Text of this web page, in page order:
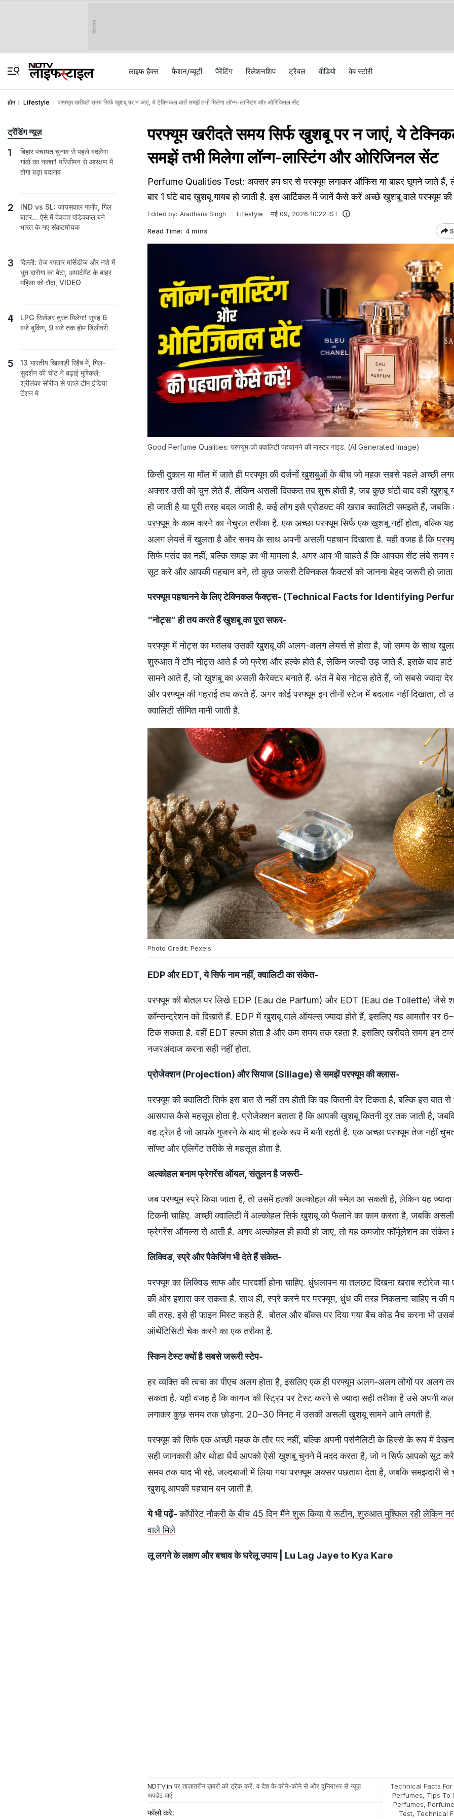
विज्ञापन
लाइफ हैक्स फैशन/ब्‍यूटी पैरेंटिंग रिलेशनशिप ट्रैवल वीड‍ियो वेब स्टोरी
होम Lifestyle परफ्यूम खरीदते समय सिर्फ खुशबू पर न जाएं, ये टेक्निकल बातें समझें तभी मिलेगा लॉन्ग-लास्टिंग और ओरिजिनल सेंट
परफ्यूम खरीदते समय सिर्फ खुशबू पर न जाएं, ये
समझें तभी मिलेगा लॉन्ग-लास्टिंग और ओरिजिनल सेंट
Perfume Qualities Test: अक्सर हम घर से परफ्यूम लगाकर ऑफिस या बाहर घूमने जाते हैं,
बार 1 घंटे बाद खुशबू गायब हो जाती है. इस आर्टिकल में जानें कैसे करें अच्छे खुशबू वाले परफ्यूम की
Edited by: Aradhana Singh Lifestyle मई 09, 2026 10:22 IST
Read Time: 4 mins
Good Perfume Qualities: परफ्यूम की क्वालिटी पहचानने की मास्टर गाइड. (AI Generated Image)
किसी दुकान या मॉल में जाते ही परफ्यूम की दर्जनोंखुशबुओंके बीच जो महक सबसे पहले अच्छी
अक्सर उसी को चुन लेते हैं. लेकिन असली दिक्कत तब शुरू होती है, जब कुछ घंटों बाद वही खुशबू
हो जाती है या पूरी तरह बदल जाती है. कई लोग इसे प्रोडक्ट की खराब क्वालिटी समझते हैं,
परफ्यूमके काम करने का नेचुरल तरीका है. एक अच्छा परफ्यूम सिर्फ एक खुशबू नहीं होता, बल्कि
अलग लेयर्स में खुलता है और समय के साथ अपनी असली पहचान दिखाता है. यही वजह है कि
सिर्फ पसंद का नहीं, बल्कि समझ का भी मामला है. अगर आप भी चाहते हैं कि आपका सेंट लंबे समय
सूट करे और आपकी पहचान बने, तो कुछ जरूरी टेक्निकल फैक्टर्स को जानना बेहद जरूरी हो
परफ्यूम पहचानने के लिए टेक्निकल फैक्ट्स- (Technical Facts for Identifying
“नोट्स” ही तय करते हैं खुशबू का पूरा सफर-
परफ्यूम में नोट्स का मतलब उसकी खुशबू की अलग-अलग लेयर्स से होता है, जो समय के साथ
शुरुआत में टॉप नोट्स आते हैं जो फ्रेश और हल्के होते हैं, लेकिन जल्दी उड़ जाते हैं. इसके बाद हार्ट
सामने आते हैं, जो खुशबू का असली कैरेक्टर बनाते हैं. अंत में बेस नोट्स होते हैं, जो सबसे ज्यादा
और परफ्यूम की गहराई तय करते हैं. अगर कोई परफ्यूम इन तीनों स्टेज में बदलाव नहीं दिखाता, तो
क्वालिटी सीमित मानी जाती है.
Photo Credit: Pexels
EDP और EDT, ये सिर्फ नाम नहीं, क्वालिटी का संकेत-
परफ्यूम की बोतल पर लिखे EDP (Eau de Parfum) और EDT (Eau de Toilette) जैसे
कॉन्सन्ट्रेशन को दिखाते हैं. EDP में खुशबू वाले ऑयल्स ज्यादा होते हैं, इसलिए यह आमतौर पर
टिक सकता है. वहीं EDT हल्का होता है और कम समय तक रहता है. इसलिए खरीदते समय इन
नजरअंदाज करना सही नहीं होता.
प्रोजेक्शन (Projection) और सियाज (Sillage) से समझें परफ्यूम की क्लास-
परफ्यूम की क्वालिटी सिर्फ इस बात से नहीं तय होती कि वह कितनी देर टिकता है, बल्कि इस बात से
आसपास कैसे महसूस होता है. प्रोजेक्शन बताता है कि आपकी खुशबू कितनी दूर तक जाती है,
वह ट्रेल है जो आपके गुजरने के बाद भी हल्के रूप में बनी रहती है. एक अच्छा परफ्यूम तेज नहीं
सॉफ्ट और एलिगेंट तरीके से महसूस होता है.
अल्कोहल बनाम फ्रेगरेंस ऑयल, संतुलन है जरूरी-
जब परफ्यूम स्प्रे किया जाता है, तो उसमें हल्की अल्कोहल की स्मेल आ सकती है, लेकिन यह ज्यादा
टिकनी चाहिए. अच्छी क्वालिटी में अल्कोहल सिर्फ खुशबू को फैलाने का काम करता है, जबकि
फ्रेगरेंस ऑयल्स से आती है. अगर अल्कोहल ही हावी हो जाए, तो यह कमजोर फॉर्मूलेशन का संकेत
लिक्विड, स्प्रे और पैकेजिंग भी देते हैं संकेत-
परफ्यूम का लिक्विड साफ और पारदर्शी होना चाहिए. धुंधलापन या तलछट दिखना खराब स्टोरेज या
की ओर इशारा कर सकता है. साथ ही, स्प्रे करने पर परफ्यूम, धुंध की तरह निकलना चाहिए न की
की तरह. इसे ही फाइन मिस्ट कहते हैं. बोतल और बॉक्स पर दिया गया बैच कोड मैच करना भी
ऑथेंटिसिटी चेक करने का एक तरीका है.
स्किन टेस्ट क्यों है सबसे जरूरी स्टेप-
हर व्यक्ति की त्वचा का पीएच अलग होता है, इसलिए एक ही परफ्यूम अलग-अलग लोगों पर अलग
सकता है. यही वजह है कि कागज की स्ट्रिप पर टेस्ट करने से ज्यादा सही तरीका है उसे अपनी
लगाकर कुछ समय तक छोड़ना. 20–30 मिनट में उसकी असली खुशबू सामने आने लगती है.
परफ्यूम को सिर्फ एक अच्छी महक के तौर पर नहीं, बल्कि अपनी पर्सनैलिटी के हिस्से के रूप में देखना
सही जानकारी और थोड़ा धैर्य आपको ऐसी खुशबू चुनने में मदद करता है, जो न सिर्फ आपको सूट
समय तक याद भी रहे. जल्दबाजी में लिया गया परफ्यूम अक्सर पछतावा देता है, जबकि समझदारी से
खुशबू आपकी पहचान बन जाती है.
ये भी पढ़ें-कॉर्पोरेट नौकरी के बीच 45 दिन मैंने शुरू किया ये रूटीन, शुरुआत मुश्किल रही लेकिन
वाले मिले
लू लगने के लक्षण और बचाव के घरेलू उपाय | Lu Lag Jaye to Kya Kare
NDTV.in पर ताज़ातरीन ख़बरों को ट्रैक करें, व देश के कोने-कोने से और दुनियाभर से न्यूज़
अपडेट पाएं
फॉलो करे:
Technical Facts
Perfumes, Tips To
Perfumes,
Test, Technical
ट्रेंडिंग न्यूज़
बिहार पंचायत चुनाव से पहले बदलेगा
गांवों का नक्शा! परिसीमन से आरक्षण में
होगा बड़ा बदलाव
IND vs SL: जायसवाल फ्लॉप, गिल
बाहर... ऐसे में देवदत्त पडिक्कल बने
भारत के नए संकटमोचक
दिल्ली: तेज रफ्तार मर्सिडीज और नशे में
धुत दारोगा का बेटा, अपार्टमेंट के बाहर
महिला को रौंदा, VIDEO
LPG सिलेंडर तुरंत मिलेगा! सुबह 6
बजे बुकिंग, 9 बजे तक होम डिलीवरी
13 भारतीय खिलाड़ी रिहैब में, गिल-
सुदर्शन की चोट ने बढ़ाई मुश्किलें;
श्रीलंका सीरीज से पहले टीम इंडिया
टेंशन मे